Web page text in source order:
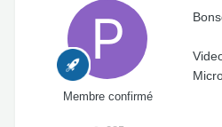
Membre confirmé